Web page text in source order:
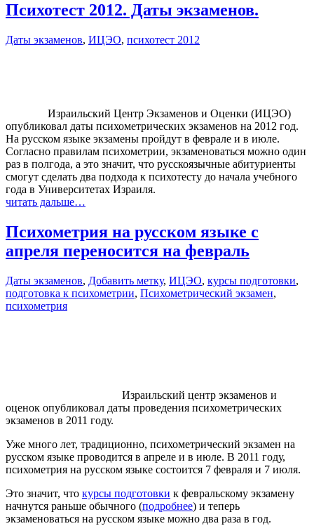
Психотест 2012. Даты экзаменов.
Даты экзаменов, ИЦЭО, психотест 2012
Израильский Центр Экзаменов и Оценки (ИЦЭО)
опубликовал даты психометрических экзаменов на 2012 год.
На русском языке экзамены пройдут в феврале и в июле.
Согласно правилам психометрии, экзаменоваться можно один
раз в полгода, а это значит, что русскоязычные абитуриенты
смогут сделать два подхода к психотесту до начала учебного
года в Университетах Израиля.
читать дальше…
Психометрия на русском языке с
апреля переносится на февраль
Даты экзаменов, Добавить метку, ИЦЭО, курсы подготовки,
подготовка к психометрии, Психометрический экзамен,
психометрия
Израильский центр экзаменов и
оценок опубликовал даты проведения психометрических
экзаменов в 2011 году.
Уже много лет, традиционно, психометрический экзамен на
русском языке проводится в апреле и в июле. В 2011 году,
психометрия на русском языке состоится 7 февраля и 7 июля.
Это значит, что курсы подготовки к февральскому экзамену
начнутся раньше обычного (подробнее) и теперь
экзаменоваться на русском языке можно два раза в год.